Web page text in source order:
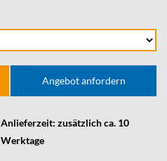
Angebot anfordern
Anlieferzeit: zusätzlich ca. 10
Werktage